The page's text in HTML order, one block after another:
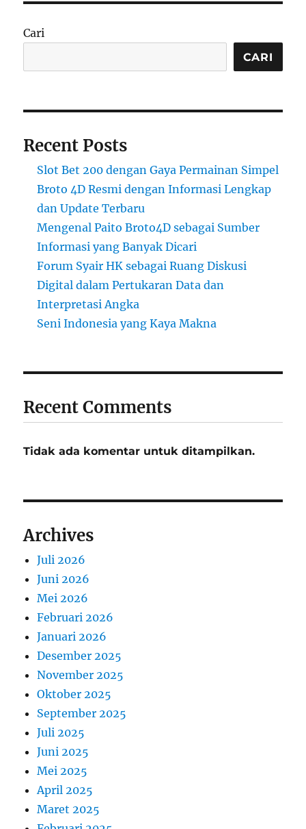
Cari
CARI
Recent Posts
Slot Bet 200 dengan Gaya Permainan Simpel
Broto 4D Resmi dengan Informasi Lengkap
dan Update Terbaru
Mengenal Paito Broto4D sebagai Sumber
Informasi yang Banyak Dicari
Forum Syair HK sebagai Ruang Diskusi
Digital dalam Pertukaran Data dan
Interpretasi Angka
Seni Indonesia yang Kaya Makna
Recent Comments
Tidak ada komentar untuk ditampilkan.
Archives
Juli 2026
Juni 2026
Mei 2026
Februari 2026
Januari 2026
Desember 2025
November 2025
Oktober 2025
September 2025
Juli 2025
Juni 2025
Mei 2025
April 2025
Maret 2025